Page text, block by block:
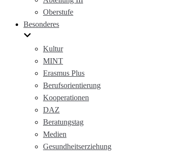
Oberstufe
Besonderes
Kultur
MINT
Erasmus Plus
Berufsorientierung
Kooperationen
DAZ
Beratungstag
Medien
Gesundheitserziehung